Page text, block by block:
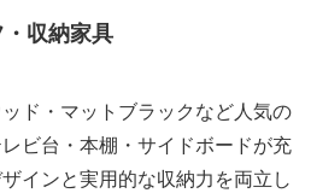
収納家具
ド・マットブラックなど人気の
ビ台・本棚・サイドボードが充
インと実用的な収納力を両立し